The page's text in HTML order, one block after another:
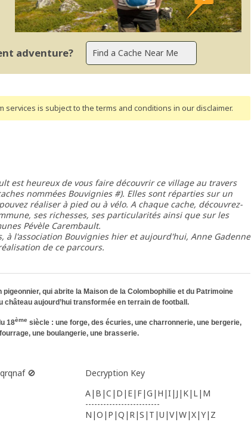
adventure?
services is subject to the terms and conditions in our disclaimer.
est heureux de vous faire découvrir ce village au travers
nommées Bouvignies #). Elles sont réparties sur un
réaliser à pied ou à vélo. A chaque cache, découvrez-
ses richesses, ses particularités ainsi que sur les
Pévèle Carembault.
à l'association Bouvignies hier et aujourd'hui, Anne Gadenne
de ce parcours.
pigeonnier, qui abrite la Maison de la Colombophilie et du Patrimoine
aujourd’hui transformée en terrain de football.
18ème siècle : une forge, des écuries, une charronnerie, une bergerie,
une boulangerie, une brasserie.
🚫
Decryption Key
A|B|C|D|E|F|G|H|I|J|K|L|M
-------------------------
N|O|P|Q|R|S|T|U|V|W|X|Y|Z